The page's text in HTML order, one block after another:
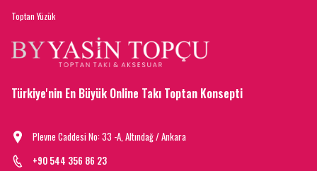
Toptan Yüzük
Türkiye'nin En Büyük Online Takı Toptan Konsepti
Plevne Caddesi No: 33 -A, Altındağ / Ankara
+90 544 356 86 23